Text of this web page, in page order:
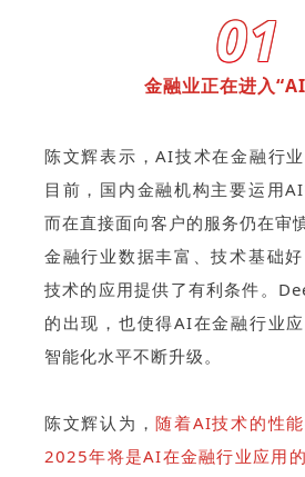
01
金融业正在进入
陈文辉表示，AI技术在金融行业
目前，国内金融机构主要运用
而在直接面向客户的服务仍在审
金融行业数据丰富、技术基础
技术的应用提供了有利条件。
的出现，也使得AI在金融行业
智能化水平不断升级。
陈文辉认为，随着AI技术的性
2025年将是AI在金融行业应用